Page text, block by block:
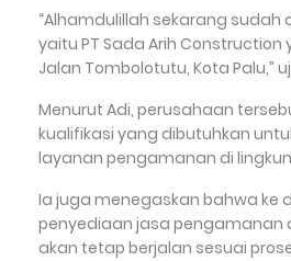
“Alhamdulillah sekarang sudah
yaitu PT Sada Arih Construction
Jalan Tombolotutu, Kota Palu,”
Menurut Adi, perusahaan
kualifikasi yang dibutuhkan
layanan pengamanan di
Ia juga menegaskan bahwa ke
penyediaan jasa pengamanan
akan tetap berjalan sesuai